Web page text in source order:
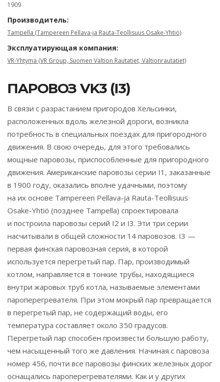
1909
Производитель:
Tampella (Tampereen Pellava-ja Rauta-Teollisuus Osake-Yhtiö)
Эксплуатирующая компания:
VR-Yhtymä (VR Group, Suomen Valtion Rautatiet, Valtionrautatiet)
ПАРОВОЗ VK3 (I3)
В связи с разрастанием пригородов Хельсинки,
расположенных вдоль железной дороги, возникла
потребность в специальных поездах для пригородного
движения. В свою очередь, для этого требовались
мощные паровозы, приспособленные для пригородного
движения. Американские паровозы серии I1, заказанные
в 1900 году, оказались вполне удачными, поэтому
на их основе Tampereen Pellava-ja Rauta-Teollisuus
Osake-Yhtiö (позднее Tampella) спроектировала
и построила паровозы серий I2 и I3. Эти три серии
насчитывали в общей сложности 14 паровозов. I3 —
первая финская паровозная серия, в которой
используется перегретый пар. Пар, производимый
котлом, направляется в тонкие трубы, находящиеся
внутри жаровых труб котла, называемые элементами
пароперегревателя. При этом мокрый пар превращается
в перегретый пар, не содержащий воды, его
температура составляет около 350 градусов.
Перегретый пар способен произвести большую работу,
чем насыщенный того же давления. Начиная с паровоза
номер 456, почти все паровозы финских железных дорог
оснащались пароперегревателями. Как и у других